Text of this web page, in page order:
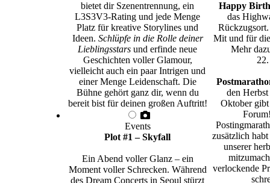
bietet dir Szenentrennung, ein
L3S3V3-Rating und jede Menge
Platz für kreative Storylines und
Ideen. Schlüpfe in die Rolle deiner
Lieblingsstars und erfinde neue
Geschichten voller Glamour,
vielleicht auch ein paar Intrigen und
einer Menge Leidenschaft. Die
Bühne gehört ganz dir, wenn du
bereit bist für deinen großen Auftritt!
Events
Plot #1 – Skyfall
Ein Abend voller Glanz – ein
Moment voller Schrecken. Während
des Dream Concerts in Seoul stürzt
Happy
das
Mit und für
Mehr
den
Oktober
zusätzlich
unserer
verlockende